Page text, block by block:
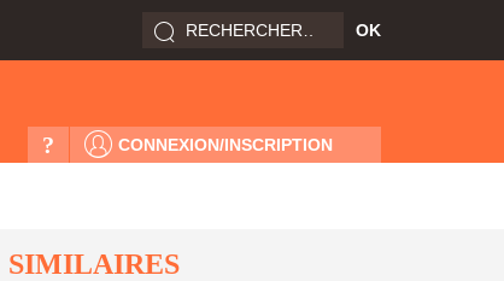
CONNEXION/INSCRIPTION
?
SIMILAIRES